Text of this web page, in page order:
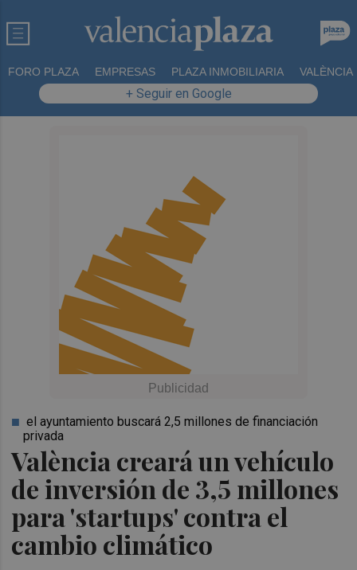
FORO PLAZA EMPRESAS PLAZA INMOBILIARIA VALÈNCIA
+ Seguir en Google
València creará un vehículo
de inversión de 3,5 millones
para 'startups' contra el
cambio climático
el ayuntamiento buscará 2,5 millones de financiación
privada